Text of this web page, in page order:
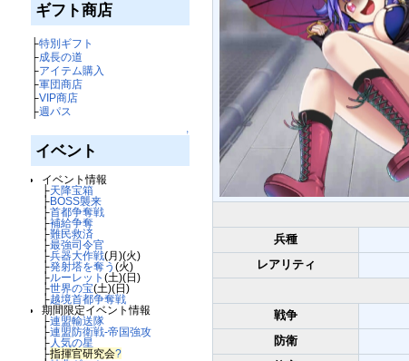
ギフト商店
├特別ギフト
├成長の道
├アイテム購入
├軍団商店
├VIP商店
├週パス
↑
イベント
イベント情報
├天降宝箱
├BOSS襲来
├首都争奪戦
├補給争奪
├難民救済
├最強司令官
├兵器大作戦(月)(火)
├発射塔を奪う (火)
├ルーレット (土)(日)
├世界の宝(土)(日)
├越境首都争奪戦
期間限定イベント情報
├連盟輸送隊
├連盟防衛戦-帝国強攻
├人気の星
├指揮官研究会?
兵種
レアリティ
戦争
防衛